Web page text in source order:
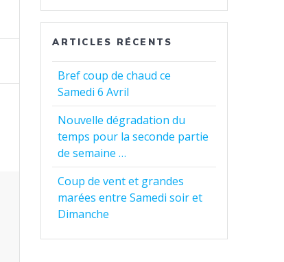
ARTICLES RÉCENTS
Bref coup de chaud ce
Samedi 6 Avril
Nouvelle dégradation du
temps pour la seconde partie
de semaine …
Coup de vent et grandes
marées entre Samedi soir et
Dimanche